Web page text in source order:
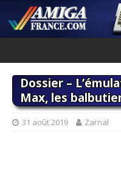
Dossier –
Max, les
31 août 2019 Zarnal